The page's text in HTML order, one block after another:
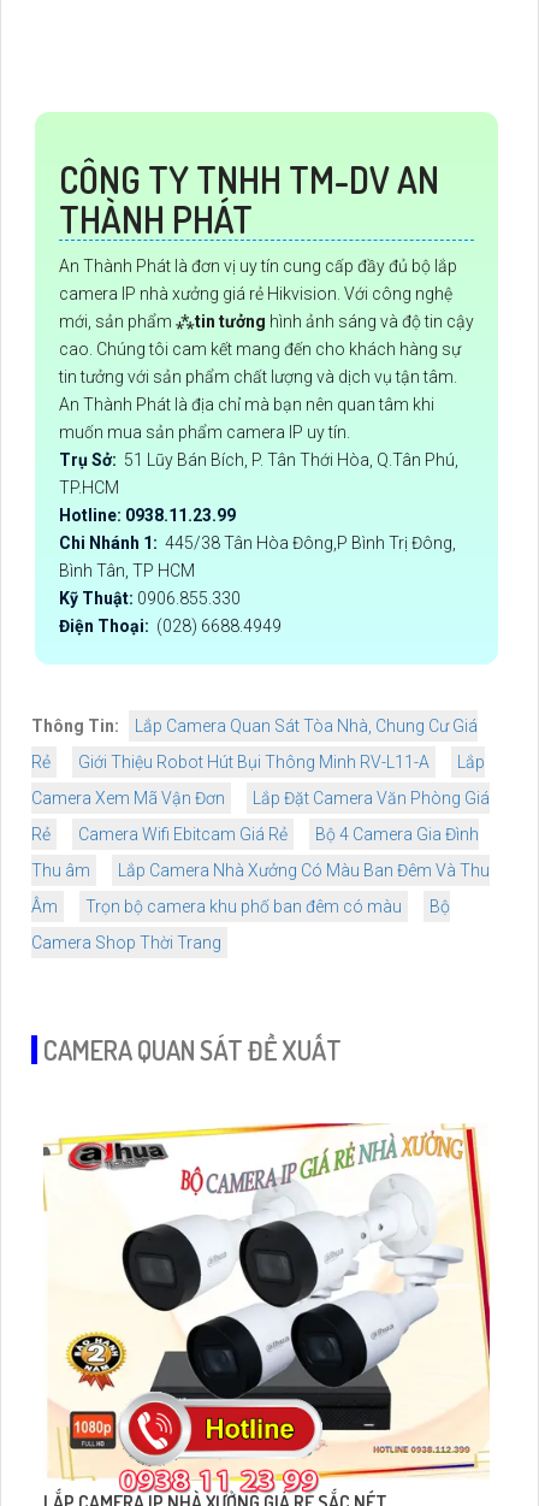
CÔNG TY TNHH TM-DV AN
THÀNH PHÁT
An Thành Phát là đơn vị uy tín cung cấp đầy đủ bộ lắp
camera IP nhà xưởng giá rẻ Hikvision. Với công nghệ
mới, sản phẩm ⁂tin tưởng hình ảnh sáng và độ tin cậy
cao. Chúng tôi cam kết mang đến cho khách hàng sự
tin tưởng với sản phẩm chất lượng và dịch vụ tận tâm.
An Thành Phát là địa chỉ mà bạn nên quan tâm khi
muốn mua sản phẩm camera IP uy tín.
Trụ Sở: 51 Lũy Bán Bích, P. Tân Thới Hòa, Q.Tân Phú,
TP.HCM
Hotline: 0938.11.23.99
Chi Nhánh 1: 445/38 Tân Hòa Đông,P Bình Trị Đông,
Bình Tân, TP HCM
Kỹ Thuật: 0906.855.330
Điện Thoại: (028) 6688.4949
Thông Tin:
Lắp Camera Quan Sát Tòa Nhà, Chung Cư Giá
Rẻ
Giới Thiệu Robot Hút Bụi Thông Minh RV-L11-A
Lắp
Camera Xem Mã Vận Đơn
Lắp Đặt Camera Văn Phòng Giá
Rẻ
Camera Wifi Ebitcam Giá Rẻ
Bộ 4 Camera Gia Đình
Thu âm
Lắp Camera Nhà Xưởng Có Màu Ban Đêm Và Thu
Âm
Trọn bộ camera khu phố ban đêm có màu
Bộ
Camera Shop Thời Trang
CAMERA QUAN SÁT ĐỀ XUẤT